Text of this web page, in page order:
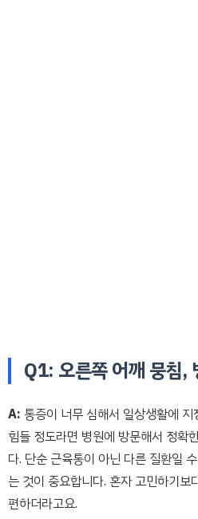
Q1: 오른쪽 어깨 뭉침,
A: 통증이 너무 심해서 일상생활에
힘들 정도라면 병원에 방문해서 정확
다. 단순 근육통이 아닌 다른 질환일
는 것이 중요합니다. 혼자 고민하기
편하더라고요.